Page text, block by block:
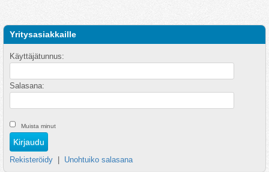
Yritysasiakkaille
Käyttäjätunnus:
Salasana:
Muista minut
Rekisteröidy Unohtuiko salasana